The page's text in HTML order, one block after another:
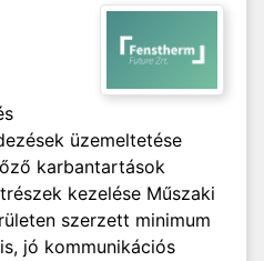
üzemeltetése
karbantartások
kezelése Műszaki
szerzett minimum
jó kommunikációs